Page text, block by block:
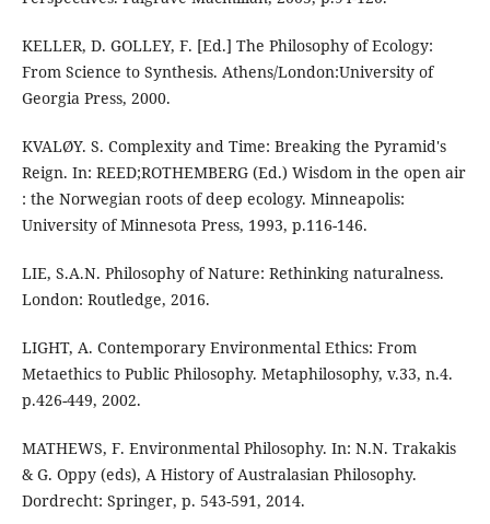
KELLER, D. GOLLEY, F. [Ed.] The Philosophy of Ecology:
From Science to Synthesis. Athens/London:University of
Georgia Press, 2000.
KVALØY. S. Complexity and Time: Breaking the Pyramid's
Reign. In: REED;ROTHEMBERG (Ed.) Wisdom in the open air
: the Norwegian roots of deep ecology. Minneapolis:
University of Minnesota Press, 1993, p.116-146.
LIE, S.A.N. Philosophy of Nature: Rethinking naturalness.
London: Routledge, 2016.
LIGHT, A. Contemporary Environmental Ethics: From
Metaethics to Public Philosophy. Metaphilosophy, v.33, n.4.
p.426-449, 2002.
MATHEWS, F. Environmental Philosophy. In: N.N. Trakakis
& G. Oppy (eds), A History of Australasian Philosophy.
Dordrecht: Springer, p. 543-591, 2014.